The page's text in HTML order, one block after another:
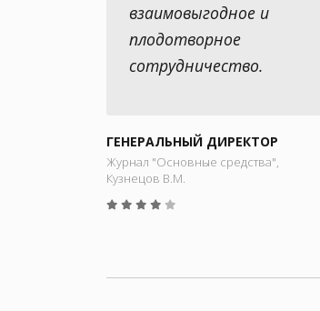
взаимовыгодное и
плодотворное
сотрудничество.
ГЕНЕРАЛЬНЫЙ ДИРЕКТОР
Журнал "Основные средства",
Кузнецов В.М.